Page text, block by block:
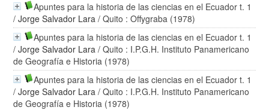
Apuntes para la historia de las ciencias en el Ecuador t. 1
/Jorge Salvador Lara / Quito : Offygraba (1978)
Apuntes para la historia de las ciencias en el Ecuador t. 1
/Jorge Salvador Lara / Quito : I.P.G.H. Instituto Panamericano
de Geografía e Historia (1978)
Apuntes para la historia de las ciencias en el Ecuador t. 1
/Jorge Salvador Lara / Quito : I.P.G.H. Instituto Panamericano
de Geografía e Historia (1978)